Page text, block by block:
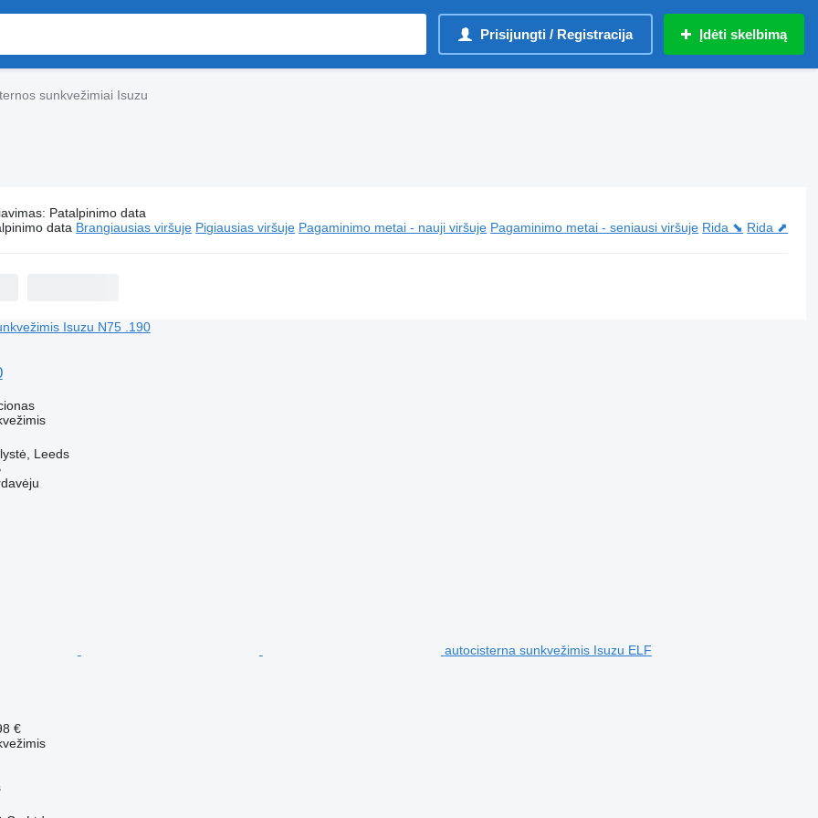
Prisijungti / Registracija Įdėti skelbimą
sunkvežimiai Isuzu
Autocisternos sunkvežimiai Isuzu
: Patalpinimo data
data Brangiausias viršuje Pigiausias viršuje Pagaminimo metai - nauji viršuje Pagaminimo metai - seniausi viršuje Rida ⬊ Rida ⬈
Leeds
autocisterna sunkvežimis Isuzu ELF
€